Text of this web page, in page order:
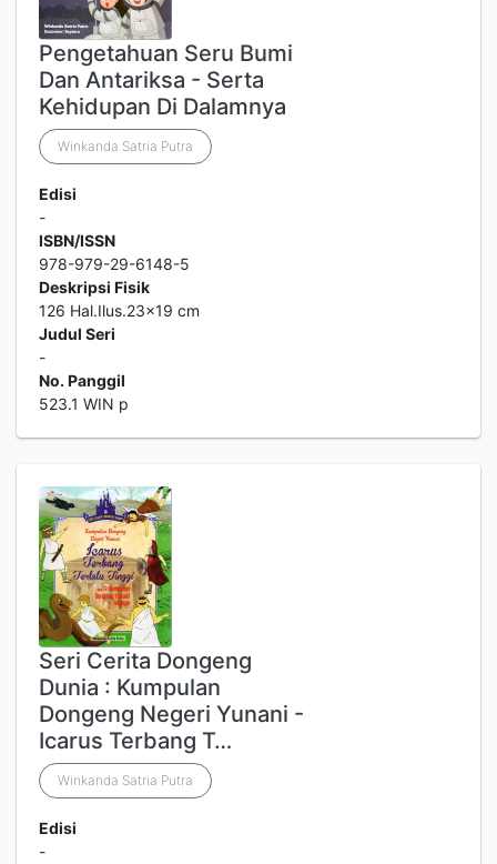
Pengetahuan Seru Bumi
Dan Antariksa - Serta
Kehidupan Di Dalamnya
Winkanda Satria Putra
Edisi
-
ISBN/ISSN
978-979-29-6148-5
Deskripsi Fisik
126 Hal.Ilus.23x19 cm
Judul Seri
-
No. Panggil
523.1 WIN p
Seri Cerita Dongeng
Dunia : Kumpulan
Dongeng Negeri Yunani -
Icarus Terbang T…
Winkanda Satria Putra
Edisi
-